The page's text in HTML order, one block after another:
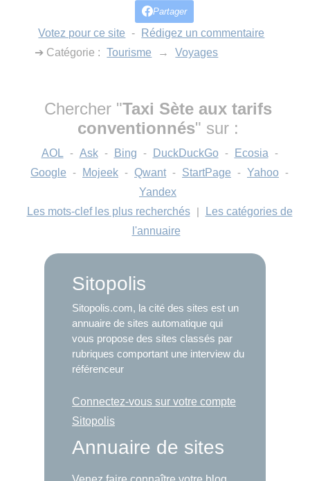
Partager
Votez pour ce site -
Rédigez un commentaire
➔ Catégorie :
Tourisme → Voyages
Chercher "Taxi Sète aux tarifs
conventionnés" sur :
AOL - Ask - Bing - DuckDuckGo - Ecosia -
Google - Mojeek - Qwant - StartPage - Yahoo -
Yandex
Les mots-clef les plus recherchés
|
Les catégories de
l'annuaire
Sitopolis
Sitopolis.com, la cité des sites est un
annuaire de sites automatique qui
vous propose des sites classés par
rubriques comportant une interview du
référenceur
Connectez-vous sur votre compte
Sitopolis
Annuaire de sites